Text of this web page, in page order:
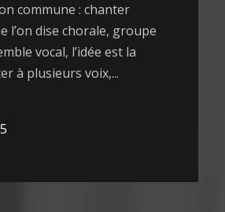
commune : chanter
l’on dise chorale, groupe
vocal, l’idée est la
à plusieurs voix,...